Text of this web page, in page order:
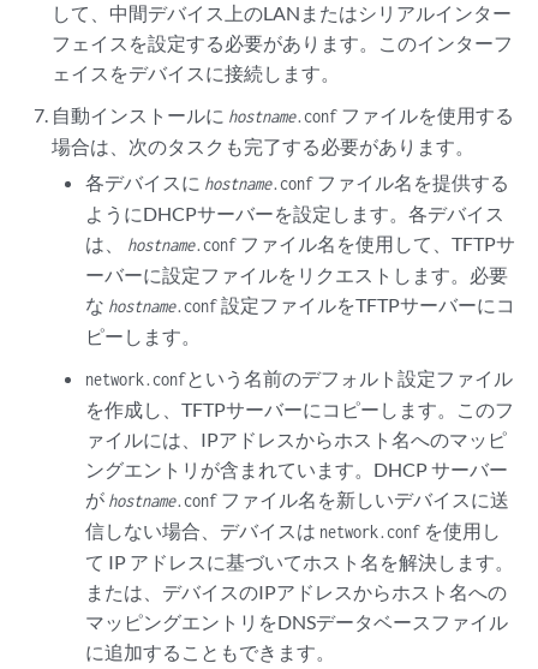
して、中間デバイス上のLANまたはシリアルインター
フェイスを設定する必要があります。このインターフ
ェイスをデバイスに接続します。
自動インストールに hostname.conf ファイルを使用する
場合は、次のタスクも完了する必要があります。
各デバイスに hostname.confファイル名を提供する
ようにDHCPサーバーを設定します。各デバイス
は、
hostname.confファイル名を使用して、TFTPサ
ーバーに設定ファイルをリクエストします。必要
な hostname.conf設定ファイルをTFTPサーバーにコ
ピーします。
network.confという名前のデフォルト設定ファイル
を作成し、TFTPサーバーにコピーします。このフ
ァイルには、IPアドレスからホスト名へのマッピ
ングエントリが含まれています。DHCP サーバー
が hostname.confファイル名を新しいデバイスに送
信しない場合、デバイスは network.confを使用し
て IP アドレスに基づいてホスト名を解決します。
または、デバイスのIPアドレスからホスト名への
マッピングエントリをDNSデータベースファイル
に追加することもできます。